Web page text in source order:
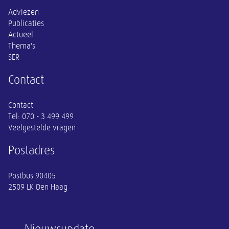
Adviezen
Publicaties
Actueel
Thema's
SER
Contact
Contact
Tel: 070 - 3 499 499
Veelgestelde vragen
Postadres
Postbus 90405
2509 LK Den Haag